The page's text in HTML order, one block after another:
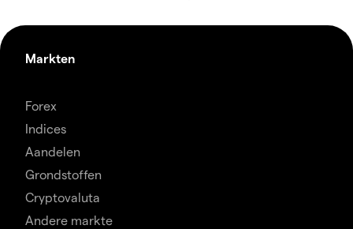
Markten
Forex
Indices
Aandelen
Grondstoffen
Cryptovaluta
Andere markte